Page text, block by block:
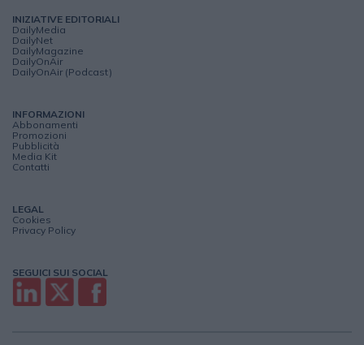
INIZIATIVE EDITORIALI
DailyMedia
DailyNet
DailyMagazine
DailyOnAir
DailyOnAir (Podcast)
INFORMAZIONI
Abbonamenti
Promozioni
Pubblicità
Media Kit
Contatti
LEGAL
Cookies
Privacy Policy
SEGUICI SUI SOCIAL